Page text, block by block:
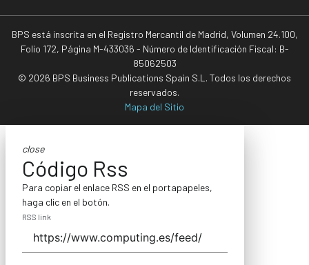
BPS está inscrita en el Registro Mercantil de Madrid, Volumen 24.100,
Folio 172, Página M-433036 - Número de Identificación Fiscal: B-
85062503
© 2026 BPS Business Publications Spain S.L. Todos los derechos
reservados.
Mapa del Sitio
close
Código Rss
Para copiar el enlace RSS en el portapapeles,
haga clic en el botón.
RSS link